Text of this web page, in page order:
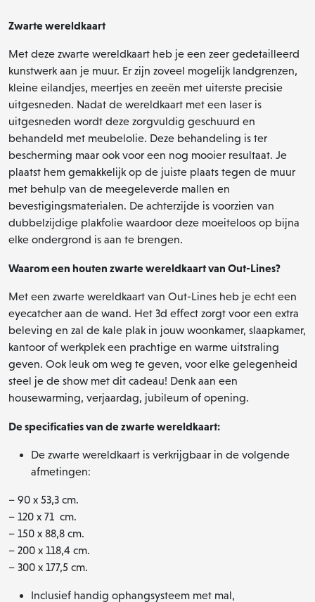
Zwarte wereldkaart
Met deze zwarte wereldkaart heb je een zeer gedetailleerd
kunstwerk aan je muur. Er zijn zoveel mogelijk landgrenzen,
kleine eilandjes, meertjes en zeeën met uiterste precisie
uitgesneden. Nadat de wereldkaart met een laser is
uitgesneden wordt deze zorgvuldig geschuurd en
behandeld met meubelolie. Deze behandeling is ter
bescherming maar ook voor een nog mooier resultaat. Je
plaatst hem gemakkelijk op de juiste plaats tegen de muur
met behulp van de meegeleverde mallen en
bevestigingsmaterialen. De achterzijde is voorzien van
dubbelzijdige plakfolie waardoor deze moeiteloos op bijna
elke ondergrond is aan te brengen.
Waarom een houten zwarte wereldkaart van Out-Lines?
Met een zwarte wereldkaart van Out-Lines heb je echt een
eyecatcher aan de wand. Het 3d effect zorgt voor een extra
beleving en zal de kale plak in jouw woonkamer, slaapkamer,
kantoor of werkplek een prachtige en warme uitstraling
geven. Ook leuk om weg te geven, voor elke gelegenheid
steel je de show met dit cadeau! Denk aan een
housewarming, verjaardag, jubileum of opening.
De specificaties van de zwarte wereldkaart:
De zwarte wereldkaart is verkrijgbaar in de volgende
afmetingen:
– 90 x 53,3 cm.
– 120 x 71 cm.
– 150 x 88,8 cm.
– 200 x 118,4 cm.
– 300 x 177,5 cm.
Inclusief handig ophangsysteem met mal,